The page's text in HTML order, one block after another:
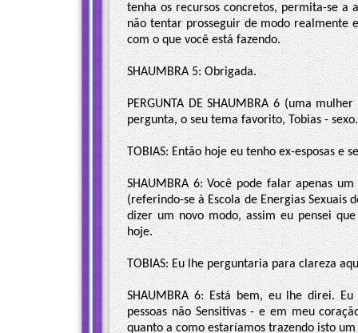
tenha os recursos concretos, permita-se a
não tentar prosseguir de modo realmente
com o que você está fazendo.
SHAUMBRA 5: Obrigada.
PERGUNTA DE SHAUMBRA 6 (uma
pergunta, o seu tema favorito, Tobias - sexo.
TOBIAS: Então hoje eu tenho ex-esposas e
SHAUMBRA 6: Você pode falar apenas
(referindo-se à Escola de Energias Sexuais
dizer um novo modo, assim eu pensei
hoje.
TOBIAS: Eu lhe perguntaria para clareza
SHAUMBRA 6: Está bem, eu lhe direi.
pessoas não Sensitivas - e em meu
quanto a como estaríamos trazendo isto